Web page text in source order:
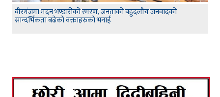
वीरगंजमा मदन भण्डारीको स्मरण, जनताको बहुदलीय जनवादको
सान्दर्भिकता बढेको वक्ताहरुको भनाई